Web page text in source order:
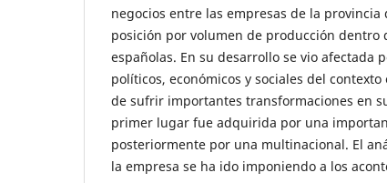
negocios entre las empresas de la provincia
posición por volumen de producción dentro
españolas. En su desarrollo se vio afectada
políticos, económicos y sociales del
de sufrir importantes transformaciones en
primer lugar fue adquirida por una
posteriormente por una multinacional. El
la empresa se ha ido imponiendo a los